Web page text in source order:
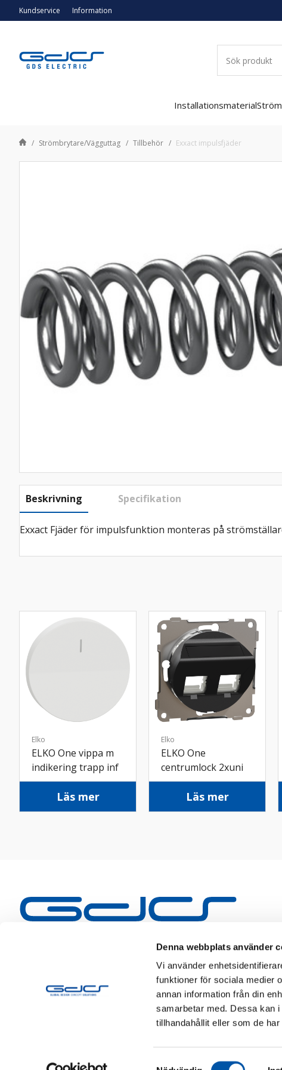
Denna webbplats använder
Vi använder
funktioner för sociala medier
annan information från din
samarbetar med. Dessa kan
tillhandahållit eller som de
Samtyckesval
Kundservice Information
Installationsmaterial
Strömbrytare/Vägguttag Tillbehör Exxact impulsfjäder
Beskrivning Specifikation
Exxact Fjäder för impulsfunktion monteras på
Elko
ELKO One vippa m
indikering trapp inf
rv
Läs mer
Elko
ELKO One
centrumlock 2xuni
vinkl inf sv
Läs mer